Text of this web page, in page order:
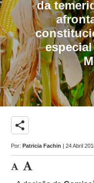
da
share
Por:Patricia Fachin | 24 Abril